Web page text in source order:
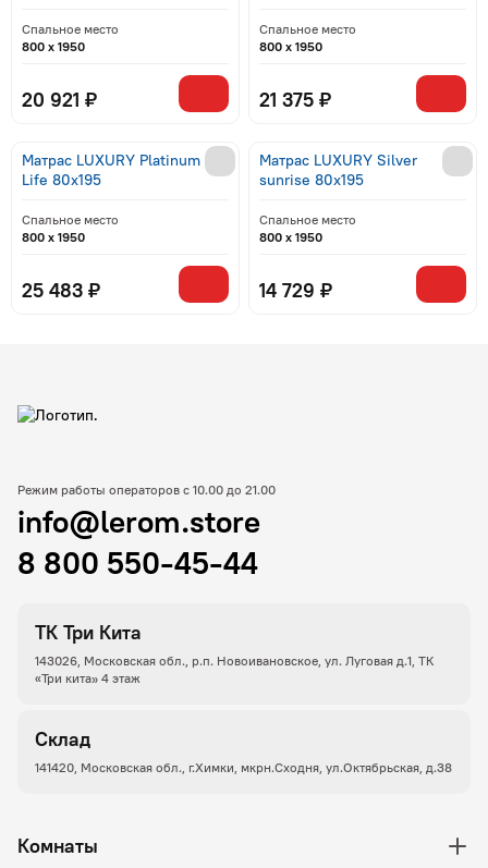
Спальное место
800 x 1950
20 921 ₽
Спальное место
800 x 1950
21 375 ₽
Матрас LUXURY Platinum
Life 80x195
Спальное место
800 x 1950
25 483 ₽
Матрас LUXURY Silver
sunrise 80x195
Спальное место
800 x 1950
14 729 ₽
ТК Три Кита
143026, Московская обл., р.п. Новоивановское, ул. Луговая д.1, ТК
«Три кита» 4 этаж
Склад
141420, Московская обл., г.Химки, мкрн.Сходня, ул.Октябрьская, д.38
Режим работы операторов с 10.00 до 21.00
info@lerom.store
8 800 550-45-44
Комнаты